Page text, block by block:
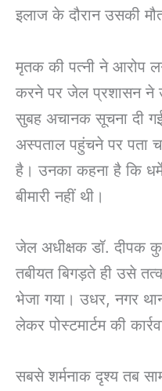
इलाज के दौरान उसकी
मृतक की पत्नी ने आरोप
करने पर जेल प्रशासन ने
सुबह अचानक सूचना दी
अस्पताल पहुंचने पर पता
है। उनका कहना है कि
बीमारी नहीं थी।
जेल अधीक्षक डॉ. दीपक
तबीयत बिगड़ते ही उसे
भेजा गया। उधर, नगर
लेकर पोस्टमार्टम की
सबसे शर्मनाक दृश्य तब